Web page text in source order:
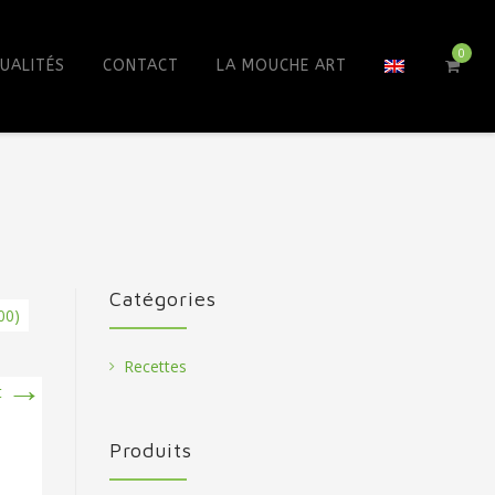
0
CONTACT LA MOUCHE ART
→
Catégories
Recettes
Produits